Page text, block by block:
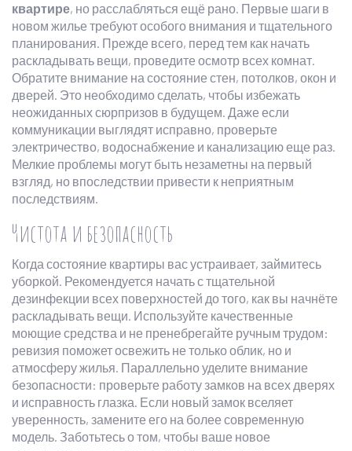
квартире, но расслабляться ещё рано. Первые шаги в
новом жилье требуют особого внимания и тщательного
планирования. Прежде всего, перед тем как начать
раскладывать вещи, проведите осмотр всех комнат.
Обратите внимание на состояние стен, потолков, окон и
дверей. Это необходимо сделать, чтобы избежать
неожиданных сюрпризов в будущем. Даже если
коммуникации выглядят исправно, проверьте
электричество, водоснабжение и канализацию еще раз.
Мелкие проблемы могут быть незаметны на первый
взгляд, но впоследствии привести к неприятным
последствиям.
Чистота и безопасность
Когда состояние квартиры вас устраивает, займитесь
уборкой. Рекомендуется начать с тщательной
дезинфекции всех поверхностей до того, как вы начнёте
раскладывать вещи. Используйте качественные
моющие средства и не пренебрегайте ручным трудом:
ревизия поможет освежить не только облик, но и
атмосферу жилья. Параллельно уделите внимание
безопасности: проверьте работу замков на всех дверях
и исправность глазка. Если новый замок вселяет
уверенность, замените его на более современную
модель. Заботьтесь о том, чтобы ваше новое